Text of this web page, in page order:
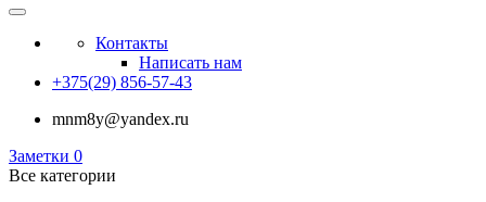
Контакты
Написать нам
+375(29) 856-57-43
mnm8y@yandex.ru
Заметки 0
Все категории